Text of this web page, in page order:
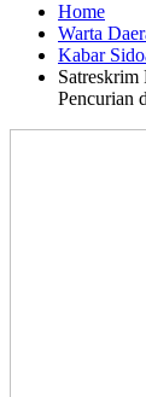
Home
Warta
Kabar
Satreskrim
Pencurian